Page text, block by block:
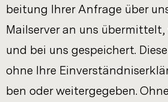
bei­tung Ihrer An­fra­ge über
Mail­ser­ver an uns
und bei uns ge­spei­chert.
ohne Ihre
ben oder wei­ter­ge­ge­ben.